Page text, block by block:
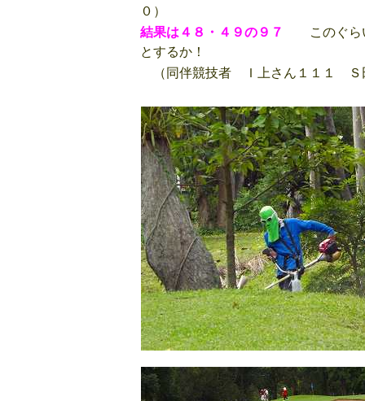
０）
結果は４８・４９の９７
このぐらい
とするか！
（同伴競技者 Ｉ上さん１１１ Ｓ